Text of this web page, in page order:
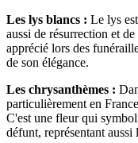
Les lys blancs : Le lys
aussi de résurrection et
apprécié lors des
de son élégance.
Les chrysanthèmes :
particulièrement en
C'est une fleur qui
défunt, représentant aussi